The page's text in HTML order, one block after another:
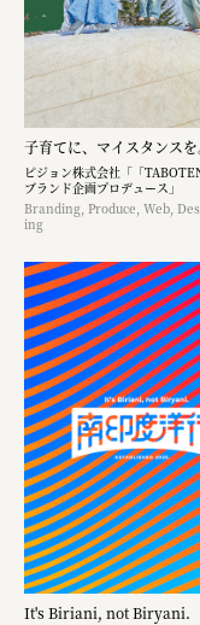
子育てに、マイスタンスを
ピジョン株式会社「「
ブランド企画プロデュース」
Branding, Produce, Web,
ing
It's Biriani, not Biryani.